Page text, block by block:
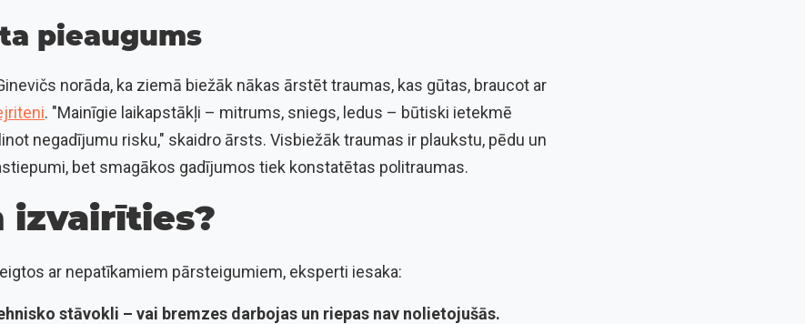
pieaugums
norāda, ka ziemā biežāk nākas ārstēt traumas, kas gūtas, braucot ar
. "Mainīgie laikapstākļi – mitrums, sniegs, ledus – būtiski ietekmē
negadījumu risku," skaidro ārsts. Visbiežāk traumas ir plaukstu, pēdu un
bet smagākos gadījumos tiek konstatētas politraumas.
izvairīties?
ar nepatīkamiem pārsteigumiem, eksperti iesaka:
stāvokli – vai bremzes darbojas un riepas nav nolietojušās.